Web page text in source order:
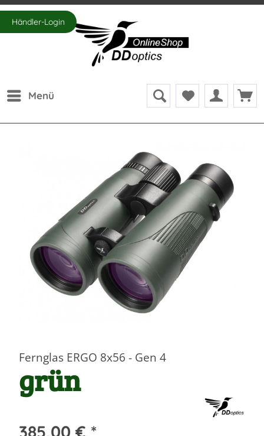
Händler-Login
Menü
Fernglas ERGO 8x56 - Gen 4
grün
385,00 € *